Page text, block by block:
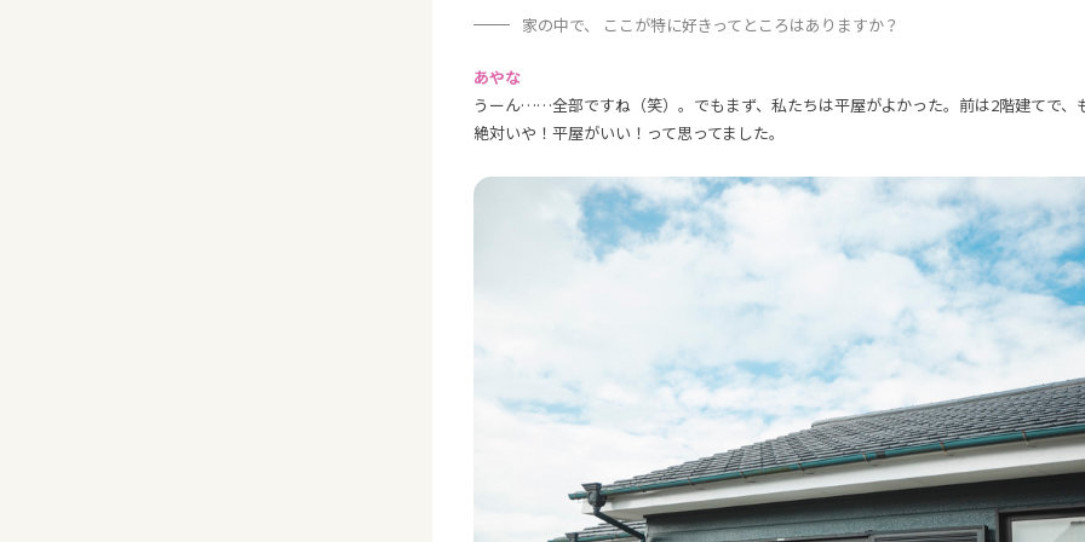
家の中で、 ここが特に好きってところはありますか？
あやな
うーん……全部ですね（笑）。でもまず、私たちは平屋がよかった。前は2階建てで、
絶対いや！平屋がいい！って思ってました。